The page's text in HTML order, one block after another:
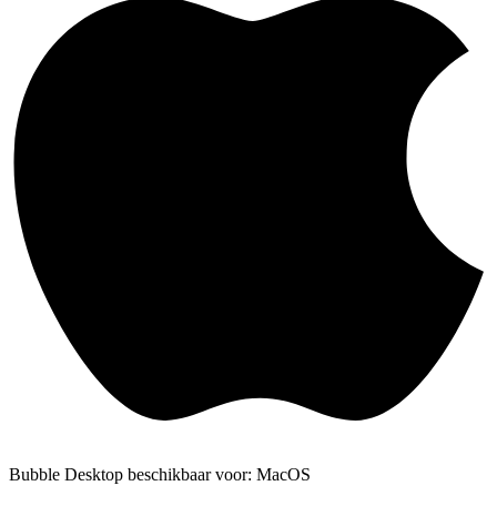
Bubble Desktop beschikbaar voor: MacOS